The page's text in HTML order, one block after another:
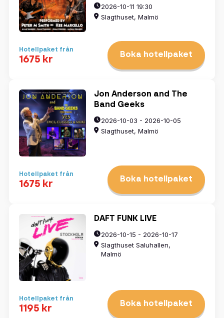
2026-10-11 19:30
Slagthuset, Malmö
Hotellpaket från
1675 kr Boka hotellpaket
Jon Anderson and The
Band Geeks
2026-10-03 - 2026-10-05
Slagthuset, Malmö
Hotellpaket från
1675 kr Boka hotellpaket
DAFT FUNK LIVE
2026-10-15 - 2026-10-17
Slagthuset Saluhallen,
Malmö
Hotellpaket från
1195 kr Boka hotellpaket